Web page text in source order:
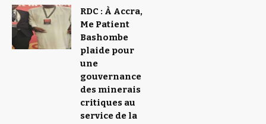
RDC : À Accra,
Me Patient
Bashombe
plaide pour
une
gouvernance
des minerais
critiques au
service de la